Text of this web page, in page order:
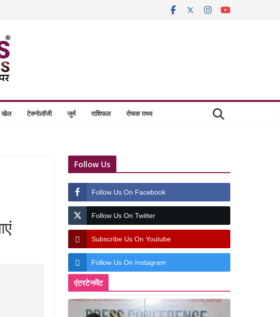
खेल टेक्नोलॉजी जुर्म राशिफल रोचक तथ्य
Follow Us
Follow Us On Facebook
Follow Us On Twitter
Subscribe Us On Youtube
Follow Us On Instagram
एंटरटेनमेंट